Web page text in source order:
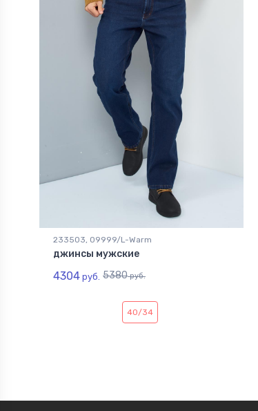
233503, 09999/L-Warm
джинсы мужские
4304 руб. 5380руб.
40/34